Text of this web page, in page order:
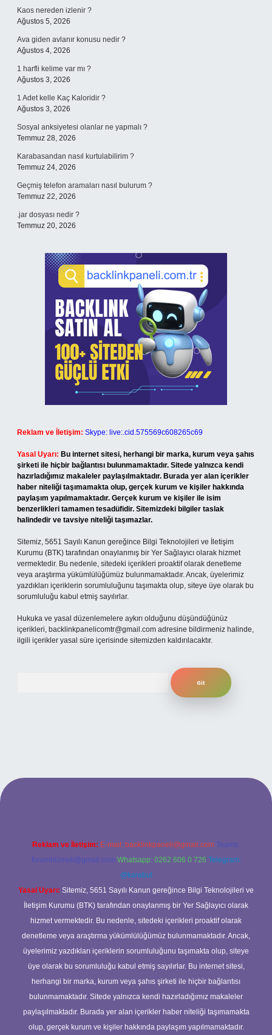
Kaos nereden izlenir ?
Ağustos 5, 2026
Ava giden avlanır konusu nedir ?
Ağustos 4, 2026
1 harfli kelime var mı ?
Ağustos 3, 2026
1 Adet kelle Kaç Kaloridir ?
Ağustos 3, 2026
Sosyal anksiyetesi olanlar ne yapmalı ?
Temmuz 28, 2026
Karabasandan nasıl kurtulabilirim ?
Temmuz 24, 2026
Geçmiş telefon aramaları nasıl bulurum ?
Temmuz 22, 2026
.jar dosyası nedir ?
Temmuz 20, 2026
Reklam ve İletişim: Skype: live:.cid.575569c608265c69
Yasal Uyarı: Bu internet sitesi, herhangi bir marka, kurum veya şahıs
şirketi ile hiçbir bağlantısı bulunmamaktadır. Sitede yalnızca kendi
hazırladığımız makaleler paylaşılmaktadır. Burada yer alan içerikler
haber niteliği taşımamakta olup, gerçek kurum ve kişiler hakkında
paylaşım yapılmamaktadır. Gerçek kurum ve kişiler ile isim
benzerlikleri tamamen tesadüfidir. Sitemizdeki bilgiler taslak
halindedir ve tavsiye niteliği taşımazlar.
Sitemiz, 5651 Sayılı Kanun gereğince Bilgi Teknolojileri ve İletişim
Kurumu (BTK) tarafından onaylanmış bir Yer Sağlayıcı olarak hizmet
vermektedir. Bu nedenle, sitedeki içerikleri proaktif olarak denetleme
veya araştırma yükümlülüğümüz bulunmamaktadır. Ancak, üyelerimiz
yazdıkları içeriklerin sorumluluğunu taşımakta olup, siteye üye olarak bu
sorumluluğu kabul etmiş sayılırlar.
Hukuka ve yasal düzenlemelere aykırı olduğunu düşündüğünüz
içerikleri, backlinkpanelicomtr@gmail.com adresine bildirmeniz halinde,
ilgili içerikler yasal süre içerisinde sitemizden kaldırılacaktır.
adresi
Reklam ve İletişim: E-mail: backlinkpaneli@gmail.com Teams:
forumhizmeti@gmail.com Whatsapp: 0262 606 0 726 Telegram:
@karabul
Yasal Uyarı: Sitemiz, 5651 Sayılı Kanun gereğince Bilgi Teknolojileri ve
İletişim Kurumu (BTK) tarafından onaylanmış bir Yer Sağlayıcı olarak
hizmet vermektedir. Bu nedenle, sitedeki içerikleri proaktif olarak
denetleme veya araştırma yükümlülüğümüz bulunmamaktadır. Ancak,
üyelerimiz yazdıkları içeriklerin sorumluluğunu taşımakta olup, siteye
üye olarak bu sorumluluğu kabul etmiş sayılırlar. Bu internet sitesi,
herhangi bir marka, kurum veya şahıs şirketi ile hiçbir bağlantısı
bulunmamaktadır. Sitede yalnızca kendi hazırladığımız makaleler
paylaşılmaktadır. Burada yer alan içerikler haber niteliği taşımamakta
olup, gerçek kurum ve kişiler hakkında paylaşım yapılmamaktadır.